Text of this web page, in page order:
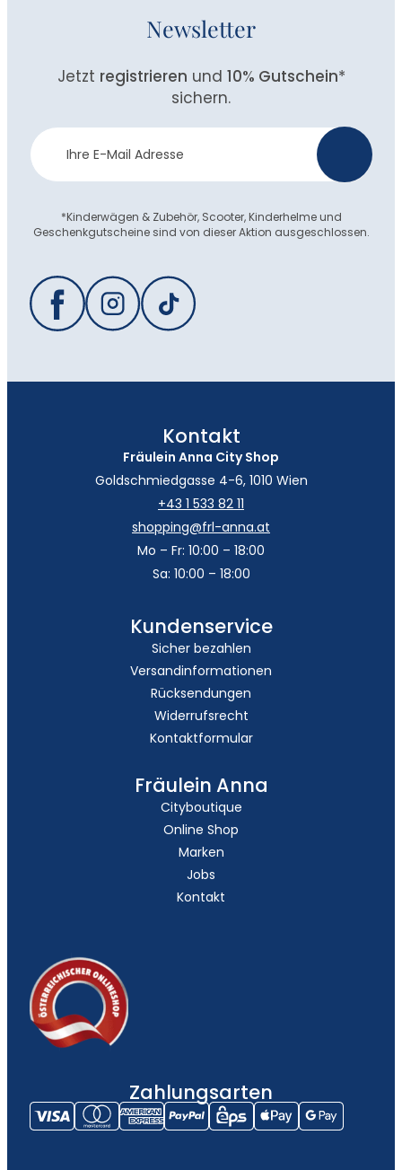
Newsletter
Jetzt registrieren und 10% Gutschein*
sichern.
Newsletter
Anmeldung
*Kinderwägen & Zubehör, Scooter, Kinderhelme und
Geschenkgutscheine sind von dieser Aktion ausgeschlossen.
Kontakt
Fräulein Anna City Shop
Goldschmiedgasse 4-6, 1010 Wien
+43 1 533 82 11
shopping@frl-anna.at
Mo – Fr: 10:00 – 18:00
Sa: 10:00 – 18:00
Kundenservice
Sicher bezahlen
Versandinformationen
Rücksendungen
Widerrufsrecht
Kontaktformular
Fräulein Anna
Cityboutique
Online Shop
Marken
Jobs
Kontakt
Zahlungsarten